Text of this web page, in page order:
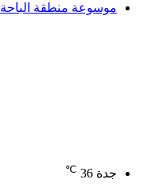
موسوعة منطقة الباحة
جدة 36
℃